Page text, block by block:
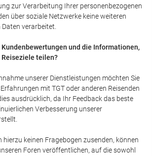
zur Verarbeitung Ihrer personenbezogenen
über soziale Netzwerke keine weiteren
verarbeitet.
Kundenbewertungen und die Informationen,
Reiseziele teilen?
unserer Dienstleistungen möchten Sie
mit TGT oder anderen Reisenden
ausdrücklich, da Ihr Feedback das beste
Verbesserung unserer
hierzu keinen Fragebogen zusenden, können
Foren veröffentlichen, auf die sowohl